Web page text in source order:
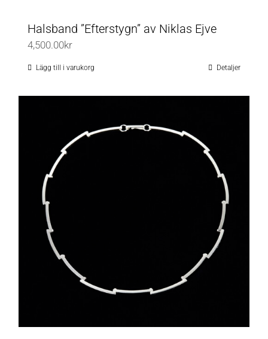
Halsband ”Efterstygn” av Niklas Ejve
4,500.00kr
Lägg till i varukorg Detaljer